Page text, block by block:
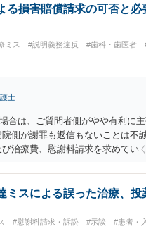
ですね。 あなたが罪になること
、２週間ルールにのっとってや
る損害賠償請求の可否と必
ミス #説明義務違反 #歯科・歯医者
士
合は、ご質問者側がやや有利に
側が謝罪も返信もないことは不
治療費、慰謝料請求を求めてい
の交渉窓口となることも方法の
る場合、書面にご質問者の不利
の交渉ハードルが上がってしま
う。
ミスによる誤った治療、投
#慰謝料請求・訴訟 #示談 #患者・